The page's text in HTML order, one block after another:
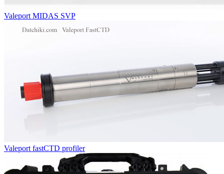
Valeport MIDAS SVP
Valeport fastCTD profiler